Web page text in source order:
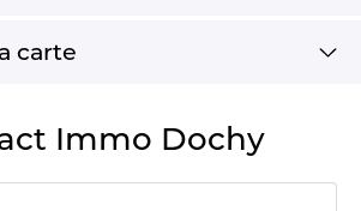
carte
Immo Dochy